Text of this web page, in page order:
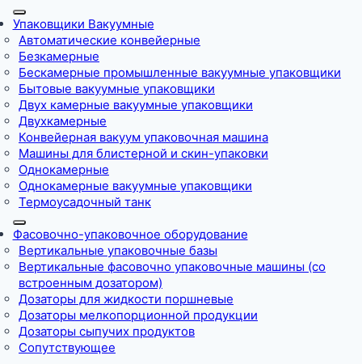
Упаковщики Вакуумные
Автоматические конвейерные
Безкамерные
Бескамерные промышленные вакуумные упаковщики
Бытовые вакуумные упаковщики
Двух камерные вакуумные упаковщики
Двухкамерные
Конвейерная вакуум упаковочная машина
Машины для блистерной и скин-упаковки
Однокамерные
Однокамерные вакуумные упаковщики
Термоусадочный танк
Фасовочно-упаковочное оборудование
Вертикальные упаковочные базы
Вертикальные фасовочно упаковочные машины (со
встроенным дозатором)
Дозаторы для жидкости поршневые
Дозаторы мелкопорционной продукции
Дозаторы сыпучих продуктов
Сопутствующее